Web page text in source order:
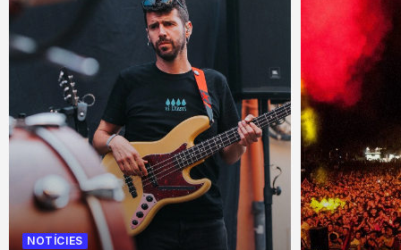
NOTÍCIES